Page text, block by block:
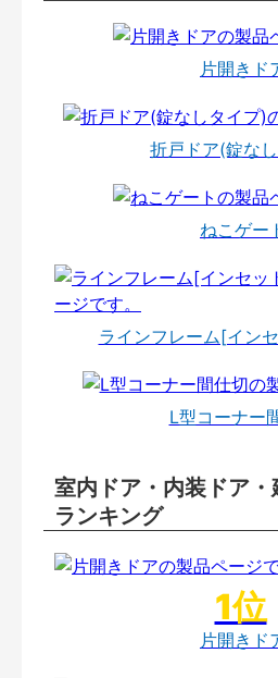
片開きド
折戸ドア(錠な
ねこゲー
ラインフレーム[イン
L型コーナー
室内ドア・内装ドア
ランキング
片開きド